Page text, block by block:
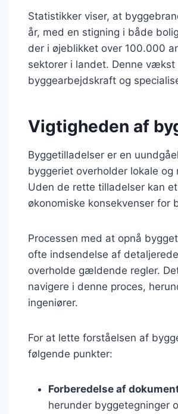
Statistikker viser, at
år, med en stigning i både
der i øjeblikket over 100.000
sektorer i landet. Denne
byggearbejdskraft og
Vigtigheden af
Byggetilladelser er en
byggeriet overholder lokale
Uden de rette tilladelser kan
økonomiske konsekvenser for
Processen med at opnå
ofte indsendelse af
overholde gældende regler.
navigere i denne proces,
ingeniører.
For at lette forståelsen af
følgende punkter:
Forberedelse af
herunder byggetegninger